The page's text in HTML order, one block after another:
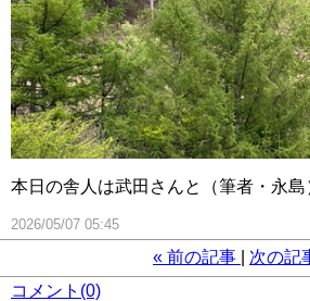
本日の舎人は武田さんと（筆者・永島
2026/05/07 05:45
« 前の記事 次の記
コメント(0)